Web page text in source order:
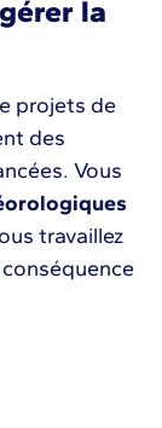
la
projets de
des
Vous
travaillez